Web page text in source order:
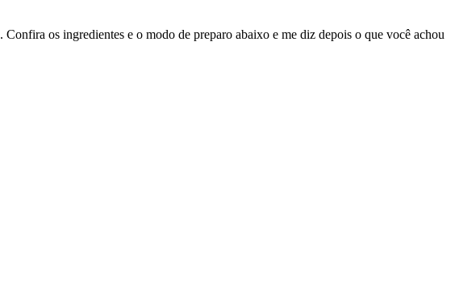
os ingredientes e o modo de preparo abaixo e me diz depois o que você achou